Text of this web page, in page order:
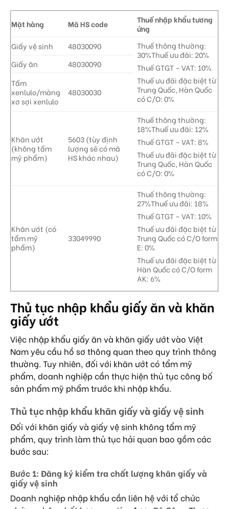
Mặt hàng Mã HS code
Thuế nhập khẩu tương
ứng
Giấy vệ sinh
48030090
Thuế thông thường:
30%Thuế ưu đãi: 20%
Thuế GTGT – VAT: 10%
Thuế ưu đãi đặc biệt từ
Trung Quốc, Hàn Quốc
có C/O: 0%
Giấy ăn
48030090
Tấm
xenlulo/màng
xơ sợi xenlulo
48030030
Khăn ướt
(không tẩm
mỹ phẩm)
5603 (tùy định
lượng sẽ có mã
HS khác nhau)
Thuế thông thường:
18%Thuế ưu đãi: 12%
Thuế GTGT – VAT: 8%
Thuế ưu đãi đặc biệt từ
Trung Quốc, Hàn Quốc
có C/O: 0%
Khăn ướt (có
tẩm mỹ
phẩm)
33049990
Thuế thông thường:
27%Thuế ưu đãi: 18%
Thuế GTGT – VAT: 10%
Thuế ưu đãi đặc biệt từ
Trung Quốc có C/O form
E: 0%
Thuế ưu đãi đặc biệt từ
Hàn Quốc có C/O form
AK: 6%
Thủ tục nhập khẩu giấy ăn và khăn
giấy ướt
Việc nhập khẩu giấy ăn và khăn giấy ướt vào Việt
Nam yêu cầu hồ sơ thông quan theo quy trình thông
thường. Tuy nhiên, đối với khăn ướt có tẩm mỹ
phẩm, doanh nghiệp cần thực hiện thủ tục công bố
sản phẩm mỹ phẩm trước khi nhập khẩu.
Thủ tục nhập khẩu khăn giấy và giấy vệ sinh
Đối với khăn giấy và giấy vệ sinh không tẩm mỹ
phẩm, quy trình làm thủ tục hải quan bao gồm các
bước sau:
Bước 1: Đăng ký kiểm tra chất lượng khăn giấy và
giấy vệ sinh
Doanh nghiệp nhập khẩu cần liên hệ với tổ chức